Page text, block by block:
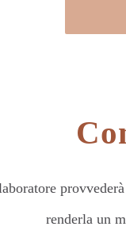
renderla un